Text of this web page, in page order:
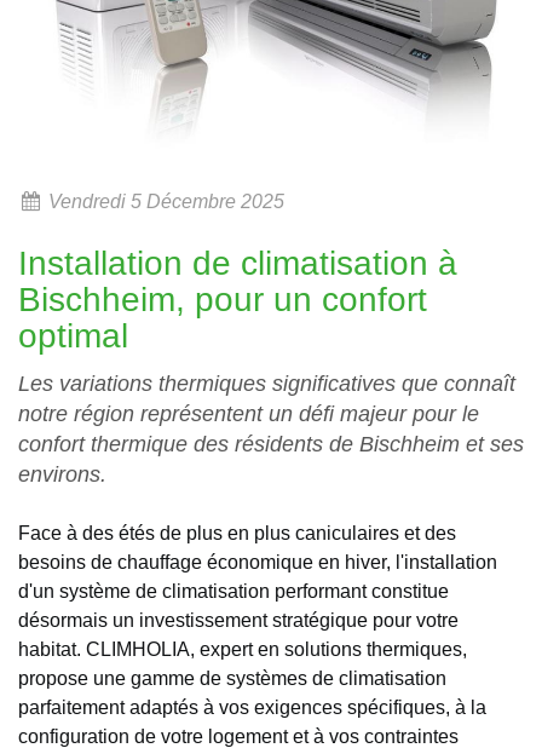
Vendredi 5 Décembre 2025
Installation de climatisation à
Bischheim, pour un confort
optimal
Les variations thermiques significatives que connaît
notre région représentent un défi majeur pour le
confort thermique des résidents de Bischheim et ses
environs.
Face à des étés de plus en plus caniculaires et des
besoins de chauffage économique en hiver, l'installation
d'un système de climatisation performant constitue
désormais un investissement stratégique pour votre
habitat. CLIMHOLIA, expert en solutions thermiques,
propose une gamme de systèmes de climatisation
parfaitement adaptés à vos exigences spécifiques, à la
configuration de votre logement et à vos contraintes